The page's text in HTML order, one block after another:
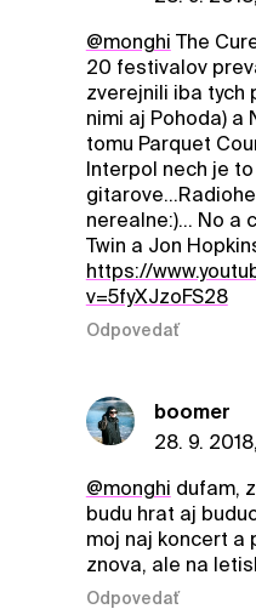
@monghi The
20 festivalov
zverejnili iba tych
nimi aj Pohoda) a
tomu Parquet
Interpol nech je
nerealne:)... No a
Twin a Jon
https://
v=5fyXJzoFS28
Odpovedať
boomer
28. 9.
@monghi dufam,
budu hrat aj
moj naj koncert a
znova, ale na
Odpovedať